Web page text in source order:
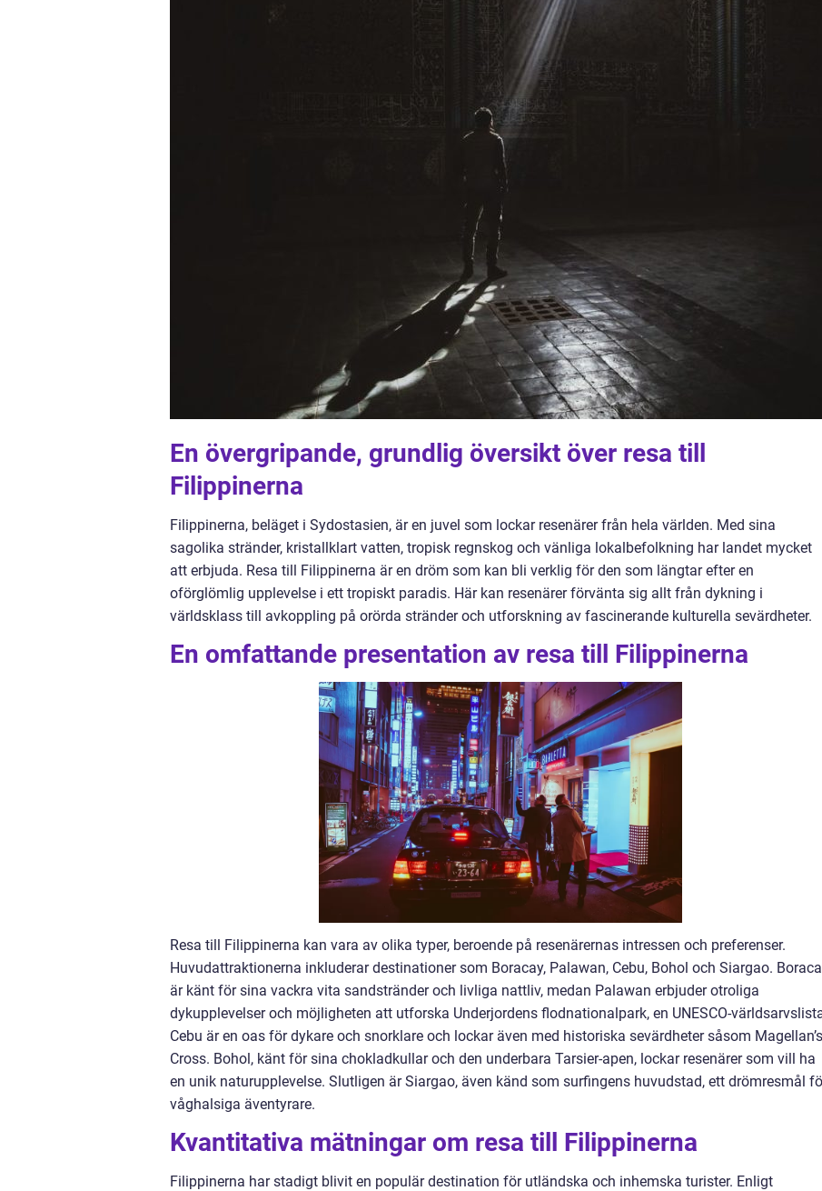
En övergripande, grundlig översikt över resa till
Filippinerna
Filippinerna, beläget i Sydostasien, är en juvel som lockar resenärer från hela världen. Med sina
sagolika stränder, kristallklart vatten, tropisk regnskog och vänliga lokalbefolkning har landet mycket
att erbjuda. Resa till Filippinerna är en dröm som kan bli verklig för den som längtar efter en
oförglömlig upplevelse i ett tropiskt paradis. Här kan resenärer förvänta sig allt från dykning i
världsklass till avkoppling på orörda stränder och utforskning av fascinerande kulturella sevärdheter.
En omfattande presentation av resa till Filippinerna
Resa till Filippinerna kan vara av olika typer, beroende på resenärernas intressen och preferenser.
Huvudattraktionerna inkluderar destinationer som Boracay, Palawan, Cebu, Bohol och Siargao.
är känt för sina vackra vita sandstränder och livliga nattliv, medan Palawan erbjuder otroliga
dykupplevelser och möjligheten att utforska Underjordens flodnationalpark, en UNESCO-
Cebu är en oas för dykare och snorklare och lockar även med historiska sevärdheter såsom Magellan’s
Cross. Bohol, känt för sina chokladkullar och den underbara Tarsier-apen, lockar resenärer som vill ha
en unik naturupplevelse. Slutligen är Siargao, även känd som surfingens huvudstad, ett drömresmål
våghalsiga äventyrare.
Kvantitativa mätningar om resa till Filippinerna
Filippinerna har stadigt blivit en populär destination för utländska och inhemska turister. Enligt